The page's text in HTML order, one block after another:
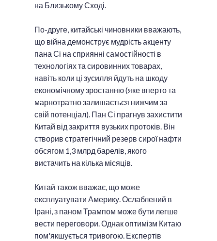
на Близькому Сході.
По-друге, китайські чиновники вважають,
що війна демонструє мудрість акценту
пана Сі на сприянні самостійності в
технологіях та сировинних товарах,
навіть коли ці зусилля йдуть на шкоду
економічному зростанню (яке вперто та
марнотратно залишається нижчим за
свій потенціал). Пан Сі прагнув захистити
Китай від закриття вузьких протоків. Він
створив стратегічний резерв сирої нафти
обсягом 1,3 млрд барелів, якого
вистачить на кілька місяців.
Китай також вважає, що може
експлуатувати Америку. Ослаблений в
Ірані, з паном Трампом може бути легше
вести переговори. Однак оптимізм Китаю
пом'якшується тривогою. Експертів